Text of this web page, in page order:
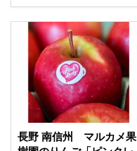
長野 南信州 マルカメ果